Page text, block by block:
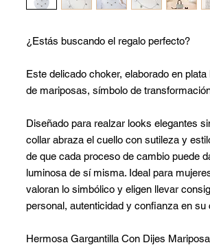
¿Estás buscando el regalo perfecto?
Este delicado choker, elaborado en
de mariposas, símbolo de
Diseñado para realzar looks elegantes
collar abraza el cuello con sutileza y
de que cada proceso de cambio puede
luminosa de sí misma. Ideal para
valoran lo simbólico y eligen llevar
personal, autenticidad y confianza en su
Hermosa Gargantilla Con Dijes